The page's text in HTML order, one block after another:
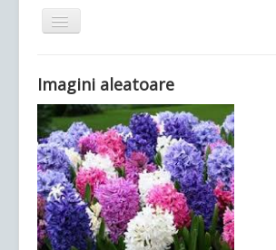
Comută
navigarea
Ultimele articole: Vi, 04.11.2022 -
Județean Mehedinți
Imagini aleatoare